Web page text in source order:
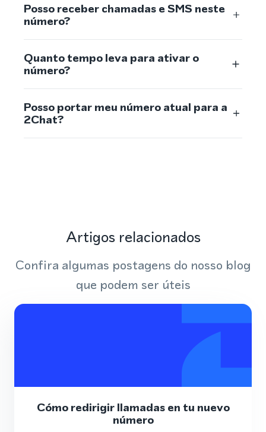
Posso receber chamadas e SMS neste
número?
Quanto tempo leva para ativar o
número?
Posso portar meu número atual para a
2Chat?
Artigos relacionados
Confira algumas postagens do nosso blog
que podem ser úteis
Cómo redirigir llamadas en tu nuevo
número